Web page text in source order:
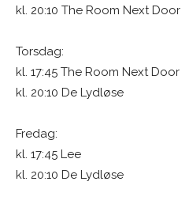
kl. 20:10 The Room Next Door
Torsdag:
kl. 17:45 The Room Next Door
kl. 20:10 De Lydløse
Fredag:
kl. 17:45 Lee
kl. 20:10 De Lydløse